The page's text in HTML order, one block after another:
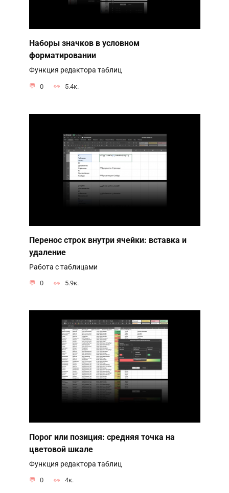
Наборы значков в условном
форматировании
Функция редактора таблиц
0 5.4к.
Перенос строк внутри ячейки: вставка и
удаление
Работа с таблицами
0 5.9к.
Порог или позиция: средняя точка на
цветовой шкале
Функция редактора таблиц
0 4к.